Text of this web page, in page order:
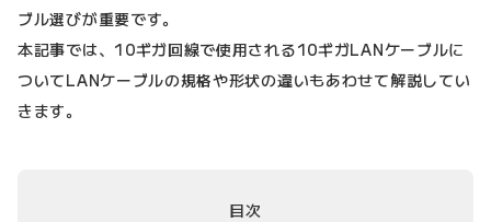
ブル選びが重要です。
本記事では、10ギガ回線で使用される10ギガLANケーブルに
ついてLANケーブルの規格や形状の違いもあわせて解説してい
きます。
目次